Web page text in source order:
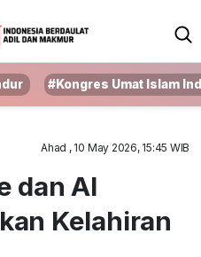
#Kongres Umat Islam
Ahad , 10 May 2026, 15:45 WIB
dan Al
Kelahiran